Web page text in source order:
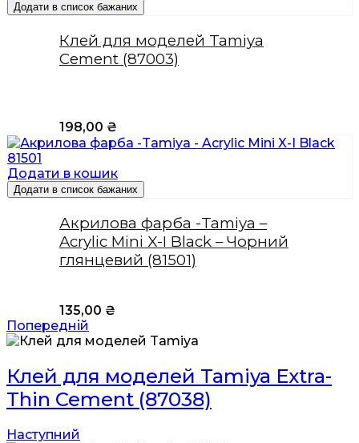
Додати в список бажаних
Клей для моделей Tamiya
Cement (87003)
198,00 ₴
Додати в кошик
Додати в список бажаних
Акрилова фарба -Tamiya –
Acrylic Mini X-I Black – Чорний
глянцевий (81501)
135,00 ₴
Попередній
Клей для моделей Tamiya Extra-
Thin Cement (87038)
Наступний